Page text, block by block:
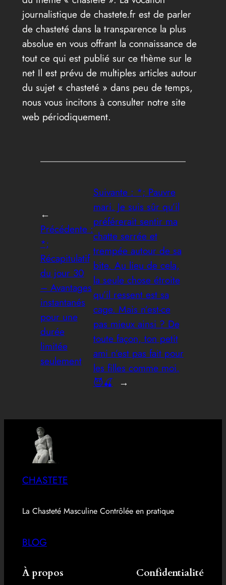
journalistique de chastete.fr est de parler
de chasteté dans la transparence la plus
absolue en vous offrant la connaissance de
tout ce qui est publié sur ce thème sur le
net Il est prévu de multiples articles autour
du sujet « chasteté » dans peu de temps,
nous vous incitons à consulter notre site
web périodiquement.
←
Précédente :
*;
Récapitulatif
du jour 30
– Avantages
instantanés
pour une
durée
limitée
seulement
Suivante : *; Pauvre
mari. Je suis sûr qu’il
préférerait sentir ma
chatte serrée et
trempée autour de sa
bite. Au lieu de cela,
la seule chose étroite
qu’il ressent est sa
cage. Mais n’est-ce
pas mieux ainsi ? De
toute façon, ton petit
ami n’est pas fait pour
les filles comme moi.
😈🍒 →
CHASTETE
La Chasteté Masculine Contrôlée en pratique
BLOG
À propos Confidentialité